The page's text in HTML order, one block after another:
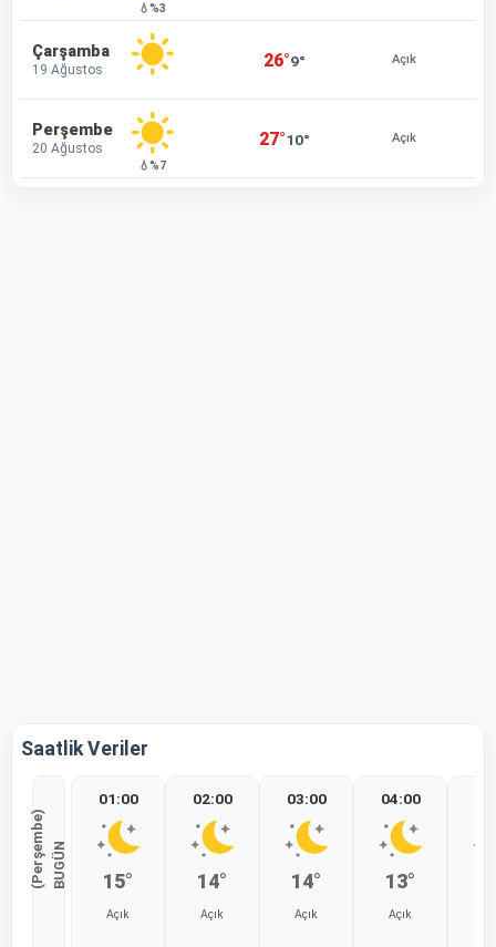
💧%3
Çarşamba
19 Ağustos 26°9° Açık
Perşembe
20 Ağustos
💧%7
27°10° Açık
Saatlik Veriler
B
U
G
Ü
N
(
P
e
r
ş
e
m
b
e
)
01:00
15°
Açık
02:00
14°
Açık
03:00
14°
Açık
04:00
13°
Açık